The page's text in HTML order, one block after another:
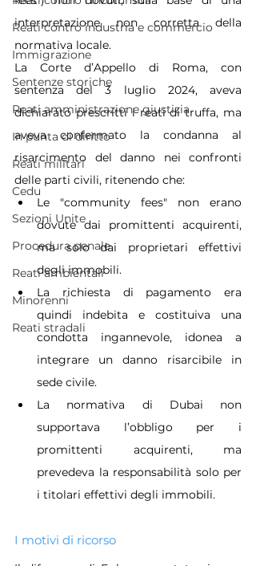
Reati contro industria e commercio
Immigrazione
Sentenze storiche
Reati amministrazione giustizia
In punta di diritto
Reati militari
Cedu
Sezioni Unite
Procedura penale
Reati ambientali
Minorenni
Reati stradali
interpretazione non corretta della
normativa locale.
La Corte d’Appello di Roma, con
sentenza del 3 luglio 2024, aveva
dichiarato prescritti i reati di truffa, ma
aveva confermato la condanna al
risarcimento del danno nei confronti
delle parti civili, ritenendo che:
Le "community fees" non erano
dovute dai promittenti acquirenti,
ma solo dai proprietari effettivi
degli immobili.
La richiesta di pagamento era
quindi indebita e costituiva una
condotta ingannevole, idonea a
integrare un danno risarcibile in
sede civile.
La normativa di Dubai non
supportava l’obbligo per i
promittenti acquirenti, ma
prevedeva la responsabilità solo per
i titolari effettivi degli immobili.
I motivi di ricorso